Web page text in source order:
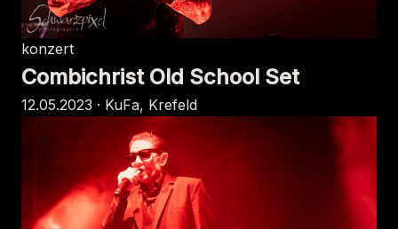
konzert
Combichrist Old School Set
12.05.2023 · KuFa, Krefeld